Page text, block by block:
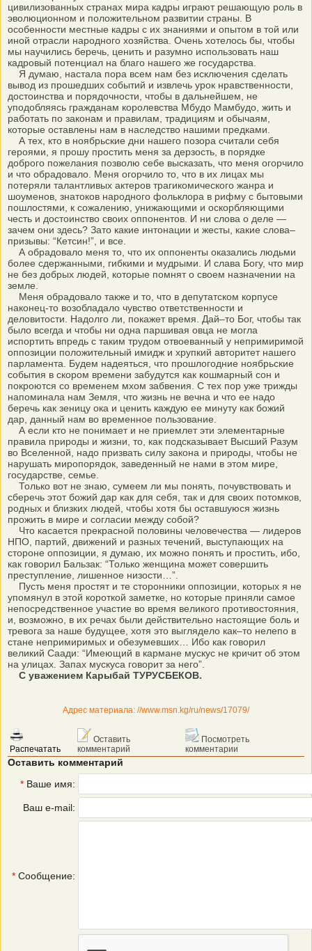
цивилизованных странах мира кадры играют решающую роль в
эволюционном и положительном развитии страны. В
особенности местные кадры с их знаниями и опытом в той или
иной отрасли народного хозяйства. Очень хотелось бы, чтобы
мы научились беречь, ценить и разумно использовать наш
кадровый потенциал на благо нашего же государства.
Я думаю, настала пора всем нам без исключения сделать
вывод из прошедших событий и извлечь урок нравственности,
достоинства и порядочности, чтобы в дальнейшем, не
уподобляясь гражданам королевства Мбудо Мамбудо, жить и
работать по законам и правилам, традициям и обычаям,
которые оставлены нам в наследство нашими предками.
А тех, кто в ноябрьские дни нашего позора считали себя
героями, я прошу простить меня за дерзость, в порядке
доброго пожелания позволю себе высказать, что меня огорчило
и что обрадовало. Меня огорчило то, что в их лицах мы
потеряли талантливых актеров трагикомического жанра и
шоуменов, знатоков народного фольклора в рифму с бытовыми
пошлостями, к сожалению, унижающими и оскорбляющими
честь и достоинство своих оппонентов. И ни слова о деле —
зачем они здесь? Зато какие интонации и жесты, какие слова–
призывы: “Кетсин!”, и все.
А обрадовало меня то, что их оппоненты оказались людьми
более сдержанными, гибкими и мудрыми. И слава Богу, что мир
не без добрых людей, которые помнят о своем назначении на
земле.
Меня обрадовало также и то, что в депутатском корпусе
наконец-то возобладало чувство ответственности и
деловитости. Надолго ли, покажет время. Дай–то Бог, чтобы так
было всегда и чтобы ни одна паршивая овца не могла
испортить впредь с таким трудом отвоеванный у непримиримой
оппозиции положительный имидж и хрупкий авторитет нашего
парламента. Будем надеяться, что прошлогодние ноябрьские
события в скором времени забудутся как кошмарный сон и
покроются со временем мхом забвения. С тех пор уже трижды
напоминала нам Земля, что жизнь не вечна и что ее надо
беречь как зеницу ока и ценить каждую ее минуту как божий
дар, данный нам во временное пользование.
А если кто не понимает и не приемлет эти элементарные
правила природы и жизни, то, как подсказывает Высший Разум
во Вселенной, надо призвать силу закона и природы, чтобы не
нарушать миропорядок, заведенный не нами в этом мире,
государстве, семье.
Только вот не знаю, сумеем ли мы понять, почувствовать и
сберечь этот божий дар как для себя, так и для своих потомков,
родных и близких людей, чтобы хотя бы оставшуюся жизнь
прожить в мире и согласии между собой?
Что касается прекрасной половины человечества — лидеров
НПО, партий, движений и разных течений, выступающих на
стороне оппозиции, я думаю, их можно понять и простить, ибо,
как говорил Бальзак: “Только женщина может совершить
преступление, лишенное низости…”.
Пусть меня простят и те сторонники оппозиции, которых я не
упомянул в этой короткой заметке, но которые приняли самое
непосредственное участие во время великого противостояния,
и, возможно, в их речах были действительно настоящие боль и
тревога за наше будущее, хотя это выглядело как–то нелепо в
стане непримиримых и обезумевших… Ибо как говорил
великий Саади: “Имеющий в кармане мускус не кричит об этом
на улицах. Запах мускуса говорит за него”.
С уважением Карыбай ТУРУСБЕКОВ.
Адрес материала: //www.msn.kg/ru/news/17079/
Распечатать
Оставить
комментарий
Посмотреть
комментарии
Оставить комментарий
* Ваше имя:
Ваш e-mail:
* Сообщение: